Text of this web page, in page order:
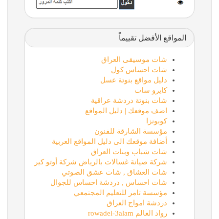
المواقع الأفضل تقييماً
شات موسيقى العراق
شات احساس كول
دليل مواقع بنوتة عسل
كايرو سات
شات بنوتة دردشة عراقية
اضف موقعك | دليل المواقع
كوبونزا
مؤسسة الشارقة للفنون
أضافة موقعك الى دليل المواقع العربية
شات شباب وبنات العراق
شركة صيانة غسالات بالرياض شركة أوتو كير
شات العشاق , شات عشق الصوتي
شات احساس , دردشة احساس للجوال
مؤسسة تامر للتعليم المجتمعي
دردشة امواج العراق
رواد العالم rowadel-3alam